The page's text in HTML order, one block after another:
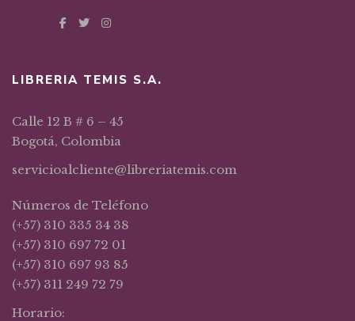
LIBRERIA TEMIS S.A.
Calle 12 B # 6 – 45
Bogotá, Colombia
servicioalcliente@libreriatemis.com
Números de Teléfono
(+57) 310 335 34 38
(+57) 310 697 72 01
(+57) 310 697 93 85
(+57) 311 249 72 79
Horario: